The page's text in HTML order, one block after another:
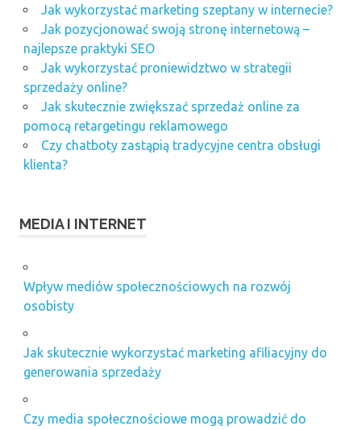
Jak wykorzystać marketing szeptany w internecie?
Jak pozycjonować swoją stronę internetową –
najlepsze praktyki SEO
Jak wykorzystać proniewidztwo w strategii
sprzedaży online?
Jak skutecznie zwiększać sprzedaż online za
pomocą retargetingu reklamowego
Czy chatboty zastąpią tradycyjne centra obsługi
klienta?
MEDIA I INTERNET
Wpływ mediów społecznościowych na rozwój
osobisty
Jak skutecznie wykorzystać marketing afiliacyjny do
generowania sprzedaży
Czy media społecznościowe mogą prowadzić do